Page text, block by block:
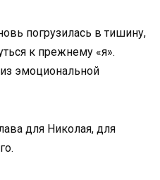
погрузилась в тишину,
к прежнему «я».
эмоциональной
для Николая, для